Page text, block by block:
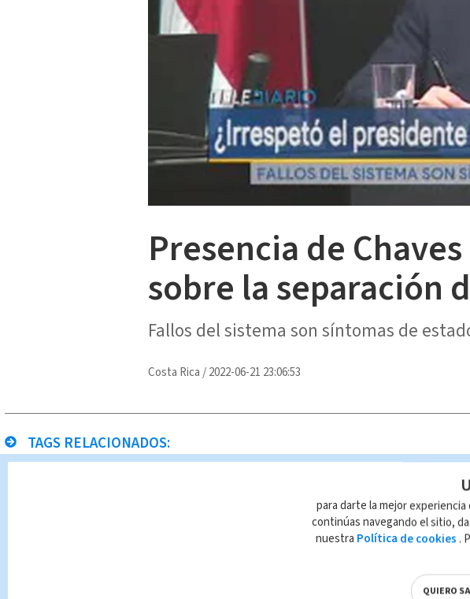
Presencia de
sobre la separación
Fallos del sistema son síntomas de
Costa Rica /2022-06-21 23:06:53
TAGS RELACIONADOS:
Queda prohibida la reproducción total o parcial del contenido de esta página, mismo
autorizada constituye una infracción y un delito de conformidad con las leyes aplicables.
para darte la mejor
continúas navegando el sitio,
nuestra Política de cookies .
QUIERO